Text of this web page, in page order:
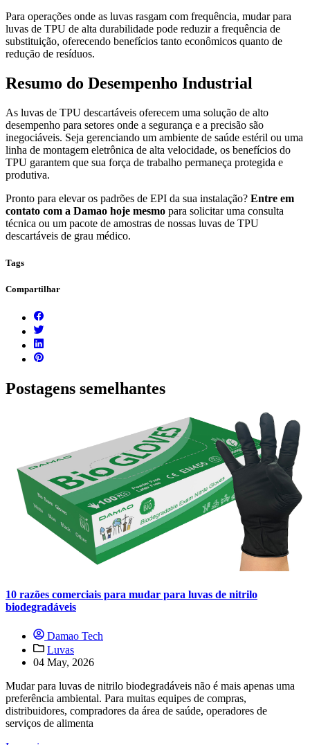
Para operações onde as luvas rasgam com frequência, mudar para
luvas de TPU de alta durabilidade pode reduzir a frequência de
substituição, oferecendo benefícios tanto econômicos quanto de
redução de resíduos.
Resumo do Desempenho Industrial
As luvas de TPU descartáveis oferecem uma solução de alto
desempenho para setores onde a segurança e a precisão são
inegociáveis. Seja gerenciando um ambiente de saúde estéril ou uma
linha de montagem eletrônica de alta velocidade, os benefícios do
TPU garantem que sua força de trabalho permaneça protegida e
produtiva.
Pronto para elevar os padrões de EPI da sua instalação? Entre em
contato com a Damao hoje mesmo para solicitar uma consulta
técnica ou um pacote de amostras de nossas luvas de TPU
descartáveis de grau médico.
Tags
Compartilhar
Postagens semelhantes
10 razões comerciais para mudar para luvas de nitrilo
biodegradáveis
Damao Tech
Luvas
04 May, 2026
Mudar para luvas de nitrilo biodegradáveis não é mais apenas uma
preferência ambiental. Para muitas equipes de compras,
distribuidores, compradores da área de saúde, operadores de
serviços de alimenta